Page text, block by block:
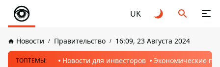
UK
Новости Правительство 16:09, 23 Августа 2024
ТОПТЕМЫ: Новости для инвесторов Экономические